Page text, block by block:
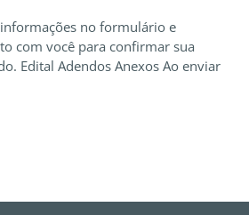
no formulário e
com você para confirmar sua
Edital Adendos Anexos Ao enviar